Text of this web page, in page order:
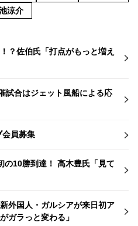
涼介
？佐伯氏「打点がもっと増え
試合はジェット風船による応
会員募集
の10勝到達！ 高木豊氏「見て
外国人・ガルシアが来日初ア
ガラっと変わる」